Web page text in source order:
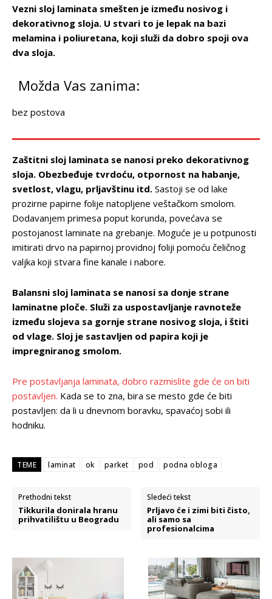
Vezni sloj laminata smešten je između nosivog i
dekorativnog sloja. U stvari to je lepak na bazi
melamina i poliuretana, koji služi da dobro spoji ova
dva sloja.
Možda Vas zanima:
bez postova
Zaštitni sloj laminata se nanosi preko dekorativnog
sloja. Obezbeđuje tvrdoću, otpornost na habanje,
svetlost, vlagu, prljavštinu itd. Sastoji se od lake
prozirne papirne folije natopljene veštačkom smolom.
Dodavanjem primesa poput korunda, povećava se
postojanost laminate na grebanje. Moguće je u potpunosti
imitirati drvo na papirnoj providnoj foliji pomoću čeličnog
valjka koji stvara fine kanale i nabore.
Balansni sloj laminata se nanosi sa donje strane
laminatne ploče. Služi za uspostavljanje ravnoteže
između slojeva sa gornje strane nosivog sloja, i štiti
od vlage. Sloj je sastavljen od papira koji je
impregniranog smolom.
Pre postavljanja laminata, dobro razmislite gde će on biti
postavljen. Kada se to zna, bira se mesto gde će biti
postavljen: da li u dnevnom boravku, spavaćoj sobi ili
hodniku.
TEME laminat ok parket pod podna obloga
Prethodni tekst
Tikkurila donirala hranu
prihvatilištu u Beogradu
Sledeći tekst
Prljavo će i zimi biti čisto,
ali samo sa
profesionalcima